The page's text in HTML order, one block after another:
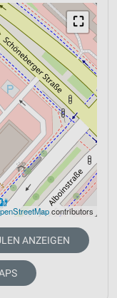
⛶
contributors
ANZEIGEN